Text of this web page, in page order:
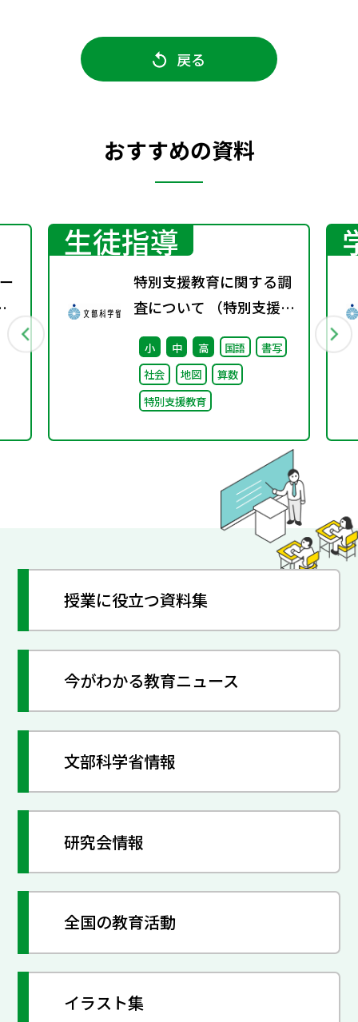
戻る
おすすめの資料
生徒指導
特別支援教育に関する調
査について （特別支援教
育体制整備状況調査、通
級による指導実施状況調
査）
小 中 高 国語
書写
社会
地図
算数
特別支援教育
授業に役立つ資料集
今がわかる教育ニュース
文部科学省情報
研究会情報
全国の教育活動
イラスト集